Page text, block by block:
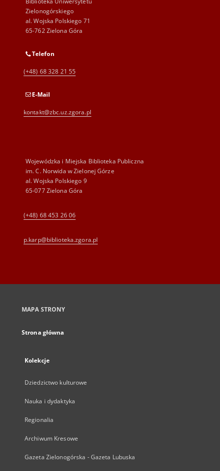
Zielonogórskiego
al. Wojska Polskiego 71
65-762 Zielona Góra
Telefon
(+48) 68 328 21 55
E-Mail
kontakt@zbc.uz.zgora.pl
Wojewódzka i Miejska Biblioteka Publiczna
im. C. Norwida w Zielonej Górze
al. Wojska Polskiego 9
65-077 Zielona Góra
(+48) 68 453 26 06
p.karp@biblioteka.zgora.pl
MAPA STRONY
Strona główna
Kolekcje
Dziedzictwo kulturowe
Nauka i dydaktyka
Regionalia
Archiwum Kresowe
Gazeta Zielonogórska - Gazeta Lubuska